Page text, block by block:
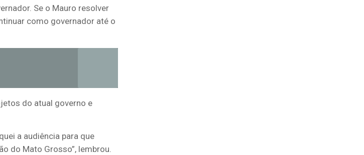
Se o Mauro resolver
como governador até o
do atual governo e
a audiência para que
do Mato Grosso”, lembrou.